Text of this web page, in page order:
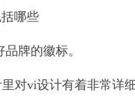
哪些
牌的徽标。
对vi设计有着非常详